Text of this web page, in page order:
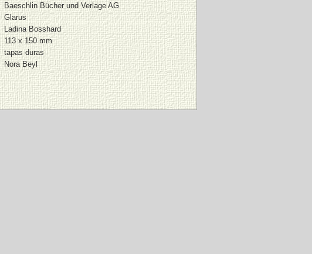
Baeschlin Bücher und Verlage AG
Glarus
Ladina Bosshard
113 x 150 mm
tapas duras
Nora Beyl